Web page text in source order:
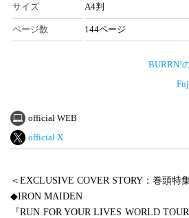
サイズ A4判
ページ数 144ページ
BURRN!
official WEB
official X
＜EXCLUSIVE COVER STORY：巻頭特
◆IRON MAIDEN
『RUN FOR YOUR LIVES WORLD